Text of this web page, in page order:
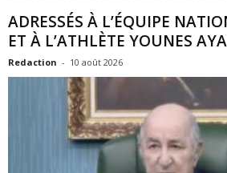
ADRESSÉS À L’ÉQUIPE
ET À L’ATHLÈTE YOUNES
Redaction - 10 août 2026